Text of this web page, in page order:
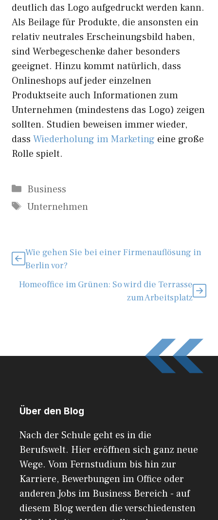
deutlich das Logo aufgedruckt werden kann.
Als Beilage für Produkte, die ansonsten ein
relativ neutrales Erscheinungsbild haben,
sind Werbegeschenke daher besonders
geeignet. Hinzu kommt natürlich, dass
Onlineshops auf jeder einzelnen
Produktseite auch Informationen zum
Unternehmen (mindestens das Logo) zeigen
sollten. Studien beweisen immer wieder,
dass Wiederholung im Marketing eine große
Rolle spielt.
Kategorien
Business
Schlagwörter
Unternehmen
Wie gehen Sie bei einer Firmenauflösung in
Berlin vor?
Homeoffice im Grünen: So wird die Terrasse
zum Arbeitsplatz
Über den Blog
Nach der Schule geht es in die
Berufswelt. Hier eröffnen sich ganz neue
Wege. Vom Fernstudium bis hin zur
Karriere, Bewerbungen im Office oder
anderen Jobs im Business Bereich - auf
diesem Blog werden die verschiedensten